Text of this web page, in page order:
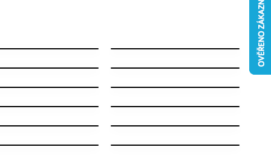
GOLF
AMAROK
PASSAT
CC
SHARAN
T5
ARTEON
T6.1
ID.4
ID.5
SCIROCCO
TAIGO